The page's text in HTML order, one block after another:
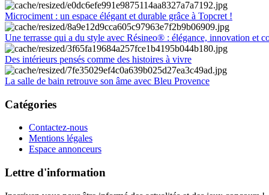
Microciment : un espace élégant et durable grâce à Topcret !
Une terrasse qui a du style avec Résineo® : élégance, innovation et
Des intérieurs pensés comme des histoires à vivre
La salle de bain retrouve son âme avec Bleu Provence
Catégories
Contactez-nous
Mentions légales
Espace annonceurs
Lettre d'information